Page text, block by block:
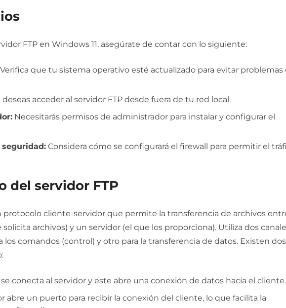
FTP en Windows 11, asegúrate de contar con lo siguiente:
Verifica que tu sistema operativo esté actualizado para evitar problemas
deseas acceder al servidor FTP desde fuera de tu red local.
Necesitarás permisos de administrador para instalar y configurar el
Considera cómo se configurará el firewall para permitir el
del servidor FTP
protocolo cliente-servidor que permite la transferencia de archivos
archivos) y un servidor (el que los proporciona). Utiliza dos
comandos (control) y otro para la transferencia de datos. Existen dos
conecta al servidor y este abre una conexión de datos hacia el cliente.
abre un puerto para recibir la conexión del cliente, lo que facilita la